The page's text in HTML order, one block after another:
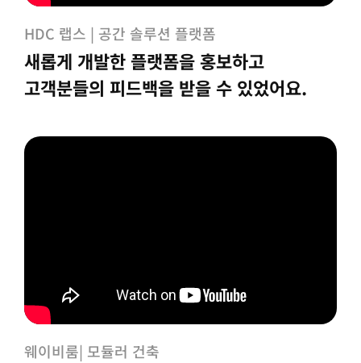
HDC 랩스 | 공간 솔루션 플랫폼
새롭게 개발한 플랫폼을 홍보하고
고객분들의 피드백을 받을 수 있었어요.
웨이비룸| 모듈러 건축